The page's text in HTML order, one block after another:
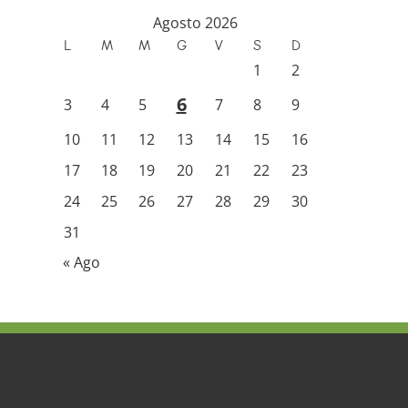
Agosto 2026
L M M G V S D
1
2
3
4 5 6 7 8
9
10
11 12 13 14 15
16
17
18 19 20 21 22
23
24
25 26 27 28 29
30
31
« Ago